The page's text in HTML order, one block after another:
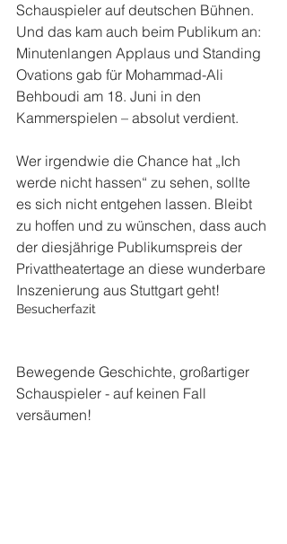
Schauspieler auf deutschen Bühnen.
Und das kam auch beim Publikum an:
Minutenlangen Applaus und Standing
Ovations gab für Mohammad-Ali
Behboudi am 18. Juni in den
Kammerspielen – absolut verdient.
Wer irgendwie die Chance hat „Ich
werde nicht hassen“ zu sehen, sollte
es sich nicht entgehen lassen. Bleibt
zu hoffen und zu wünschen, dass auch
der diesjährige Publikumspreis der
Privattheatertage an diese wunderbare
Inszenierung aus Stuttgart geht!
Besucherfazit
Bewegende Geschichte, großartiger
Schauspieler - auf keinen Fall
versäumen!